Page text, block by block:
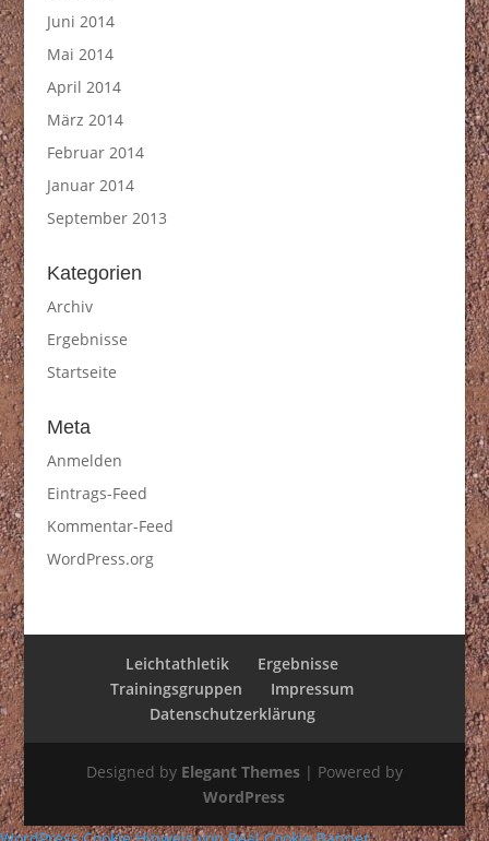
Juni 2014
Mai 2014
April 2014
März 2014
Februar 2014
Januar 2014
September 2013
Kategorien
Archiv
Ergebnisse
Startseite
Meta
Anmelden
Eintrags-Feed
Kommentar-Feed
WordPress.org
Leichtathletik
Ergebnisse
Trainingsgruppen
Impressum
Datenschutzerklärung
Designed by Elegant Themes| Powered by
WordPress